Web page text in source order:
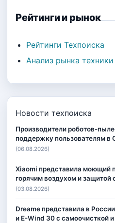
Рейтинги и рынок
Рейтинги Техпоиска
Анализ рынка техники
Новости техпоиска
Производители роботов-
поддержку пользователям в
(06.08.2026)
Xiaomi представила моющий
горячим воздухом и защитой
(03.08.2026)
Dreame представила в
и E-Wind 30 с самоочисткой